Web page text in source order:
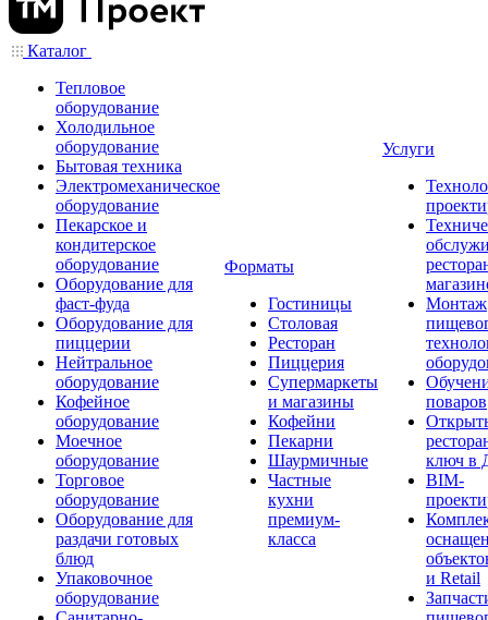
Каталог
Тепловое
оборудование
Холодильное
оборудование
Бытовая техника
Электромеханическое
оборудование
Пекарское и
кондитерское
оборудование
Оборудование для
фаст-фуда
Оборудование для
пиццерии
Нейтральное
оборудование
Кофейное
оборудование
Моечное
оборудование
Торговое
оборудование
Оборудование для
раздачи готовых
блюд
Упаковочное
оборудование
Форматы
Гостиницы
Столовая
Ресторан
Пиццерия
Супермаркеты
и магазины
Кофейни
Пекарни
Шаурмичные
Частные
кухни
премиум-
класса
Услуги
Монтаж
поваров
ключ в
BIM-
и Retail